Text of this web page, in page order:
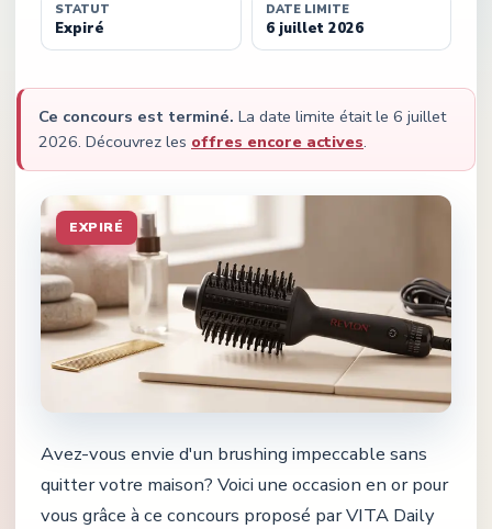
STATUT
Expiré
DATE LIMITE
6 juillet 2026
Ce concours est terminé. La date limite était le 6 juillet
2026. Découvrez les offres encore actives.
EXPIRÉ
Avez-vous envie d'un brushing impeccable sans
quitter votre maison? Voici une occasion en or pour
vous grâce à ce concours proposé par VITA Daily